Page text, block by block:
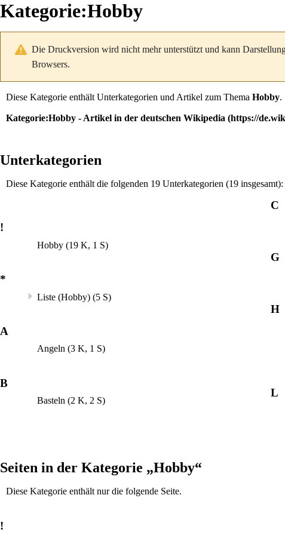
Kategorie:Hobby
Die Druckversion wird nicht mehr unterstützt und kann
Browsers.
Diese Kategorie enthält Unterkategorien und Artikel zum Thema Hobby.
Kategorie:Hobby - Artikel in der deutschen Wikipedia
Unterkategorien
Diese Kategorie enthält die folgenden 19 Unterkategorien (19 insgesamt):
!
Hobby (19 K, 1 S)
*
Liste (Hobby) (5 S)
A
Angeln (3 K, 1 S)
B
Basteln (2 K, 2 S)
C
G
H
L
Seiten in der Kategorie „Hobby“
Diese Kategorie enthält nur die folgende Seite.
!